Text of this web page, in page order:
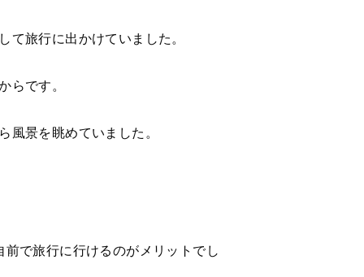
旅行に出かけていました。
らです。
風景を眺めていました。
で旅行に行けるのがメリットでし